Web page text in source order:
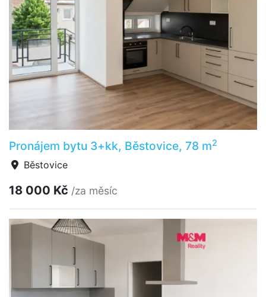
Pronájem bytu 3+kk, Běstovice, 78 m2
Běstovice
18 000 Kč /za měsíc